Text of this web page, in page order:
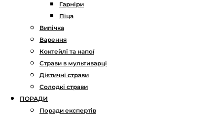
Гарніри
Піца
Випічка
Варення
Коктейлі та напої
Страви в мультиварці
Дієтичні страви
Солодкі страви
ПОРАДИ
Поради експертів